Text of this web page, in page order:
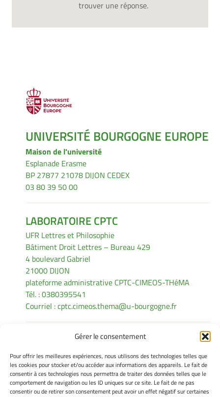
Gérer le consentement
Pour offrir les meilleures expériences, nous utilisons des technologies telles que
les cookies pour stocker et/ou accéder aux informations des appareils. Le fait de
consentir à ces technologies nous permettra de traiter des données telles que le
comportement de navigation ou les ID uniques sur ce site. Le fait de ne pas
consentir ou de retirer son consentement peut avoir un effet négatif sur certaines
trouver une réponse.
UNIVERSITÉ BOURGOGNE EUROPE
Maison de l'université
Esplanade Erasme
BP 27877 21078 DIJON CEDEX
03 80 39 50 00
LABORATOIRE CPTC
UFR Lettres et Philosophie
Bâtiment Droit Lettres – Bureau 429
4 boulevard Gabriel
21000 DIJON
plateforme administrative CPTC-CIMEOS-THéMA
Tél. : 0380395541
Courriel :cptc.cimeos.thema@u-bourgogne.fr
INFORMATIONS LÉGALES
Mentions légales
Gérer mes cookies
Politique de cookies